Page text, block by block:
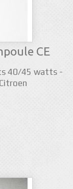
CE
40/45 watts -